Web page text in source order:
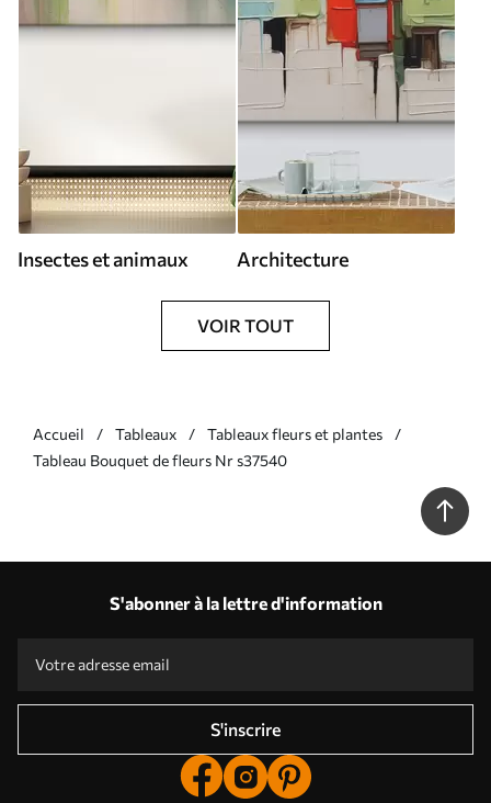
Insectes et animaux Architecture
VOIR TOUT
Accueil Tableaux
Tableaux fleurs et plantes
Tableau Bouquet de fleurs Nr s37540
S'abonner à la lettre d'information
S'inscrire